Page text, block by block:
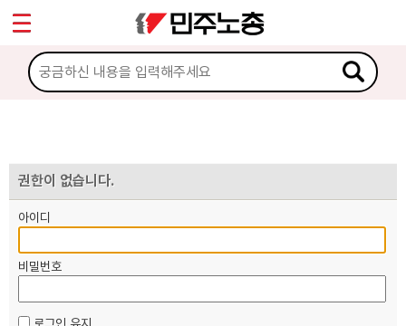
권한이 없습니다.
아이디
비밀번호
마이페이지
소개
노동상담
자료
부설기관